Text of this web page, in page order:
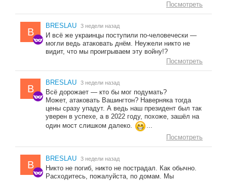
Посмотреть
B
BRESLAU 3 недели назад
И всё же украинцы поступили по-человечески —
могли ведь атаковать днём. Неужели никто не
видит, что мы проигрываем эту войну!?
Посмотреть
B
BRESLAU 3 недели назад
Всё дорожает — кто бы мог подумать?
Может, атаковать Вашингтон? Наверняка тогда
цены сразу упадут. А ведь наш президент был так
уверен в успехе, а в 2022 году, похоже, зашёл на
один мост слишком далеко.
...
Посмотреть
B
BRESLAU 3 недели назад
Никто не погиб, никто не пострадал. Как обычно.
Расходитесь, пожалуйста, по домам. Мы